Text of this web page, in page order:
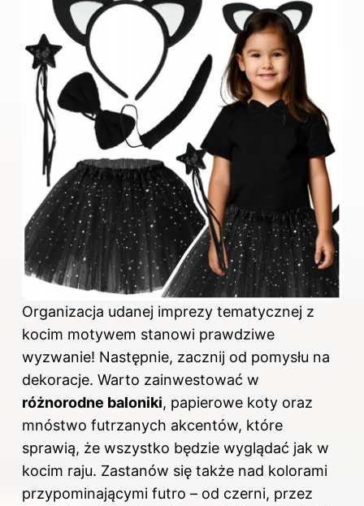
Organizacja udanej imprezy tematycznej z
kocim motywem stanowi prawdziwe
wyzwanie! Następnie, zacznij od pomysłu na
dekoracje. Warto zainwestować w
różnorodne baloniki, papierowe koty oraz
mnóstwo futrzanych akcentów, które
sprawią, że wszystko będzie wyglądać jak w
kocim raju. Zastanów się także nad kolorami
przypominającymi futro – od czerni, przez